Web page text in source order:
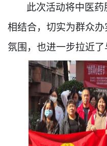
此次活动将中医药
相结合，切实为群众办
氛围，也进一步拉近了